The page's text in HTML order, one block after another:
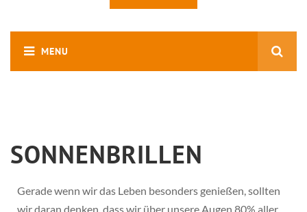
SONNENBRILLEN
Gerade wenn wir das Leben besonders genießen, sollten
wir daran denken, dass wir über unsere Augen 80% aller